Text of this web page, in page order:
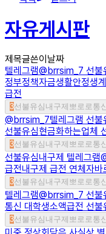
자유게시판
제목글쓴이 날짜
텔레그램@brrsim_7 선불
정부정책자금생활안정생
급전
3선불유심내구제뽀로로통
@brrsim_7텔레그램 선불
선불유심현금화하는업체
3선불유심내구제뽀로로통
선불유심내구제 텔레그램
급전내구제 급전 연체자
3선불유심내구제뽀로로통
텔레그램@brrsim_7 선불
통신 대학생소액급전 선불
3선불유심내구제뽀로로통